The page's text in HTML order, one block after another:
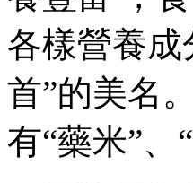
各樣營養成
首”的美名
有“藥米”